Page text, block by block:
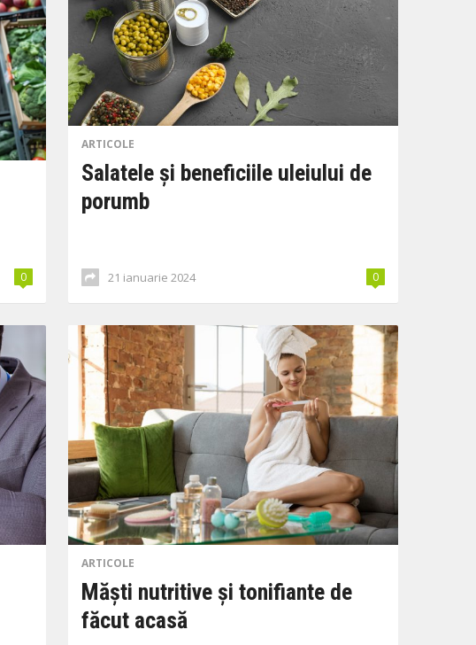
0
ARTICOLE
Salatele și beneficiile uleiului de
porumb
21 ianuarie 2024 0
ARTICOLE
Măști nutritive și tonifiante de
făcut acasă